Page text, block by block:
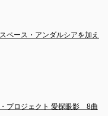
ペース・アンダルシアを加え
プロジェクト 愛探眼影　8曲